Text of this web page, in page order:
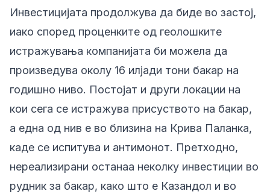
Инвестицијата продолжува да биде во застој,
иако според проценките од геолошките
истражувања компанијата би можела да
произведува околу 16 илјади тони бакар на
годишно ниво. Постојат и други локации на
кои сега се истражува присуството на бакар,
а една од нив е во близина на Крива Паланка,
каде се испитува и антимонот. Претходно,
нереализирани останаа неколку инвестиции во
рудник за бакар, како што е Казандол и во